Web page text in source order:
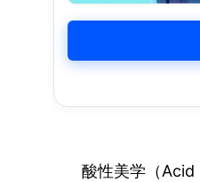
酸性美学（Acid